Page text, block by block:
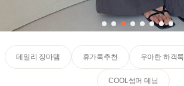
데일리 장마템 휴가룩추천 우아한 하객룩
COOL썸머 데님